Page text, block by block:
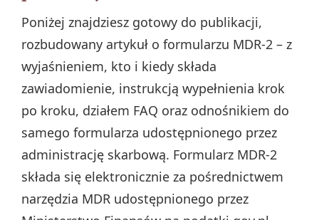
Poniżej znajdziesz gotowy do publikacji,
rozbudowany artykuł o formularzu MDR-2 – z
wyjaśnieniem, kto i kiedy składa
zawiadomienie, instrukcją wypełnienia krok
po kroku, działem FAQ oraz odnośnikiem do
samego formularza udostępnionego przez
administrację skarbową. Formularz MDR-2
składa się elektronicznie za pośrednictwem
narzędzia MDR udostępnionego przez